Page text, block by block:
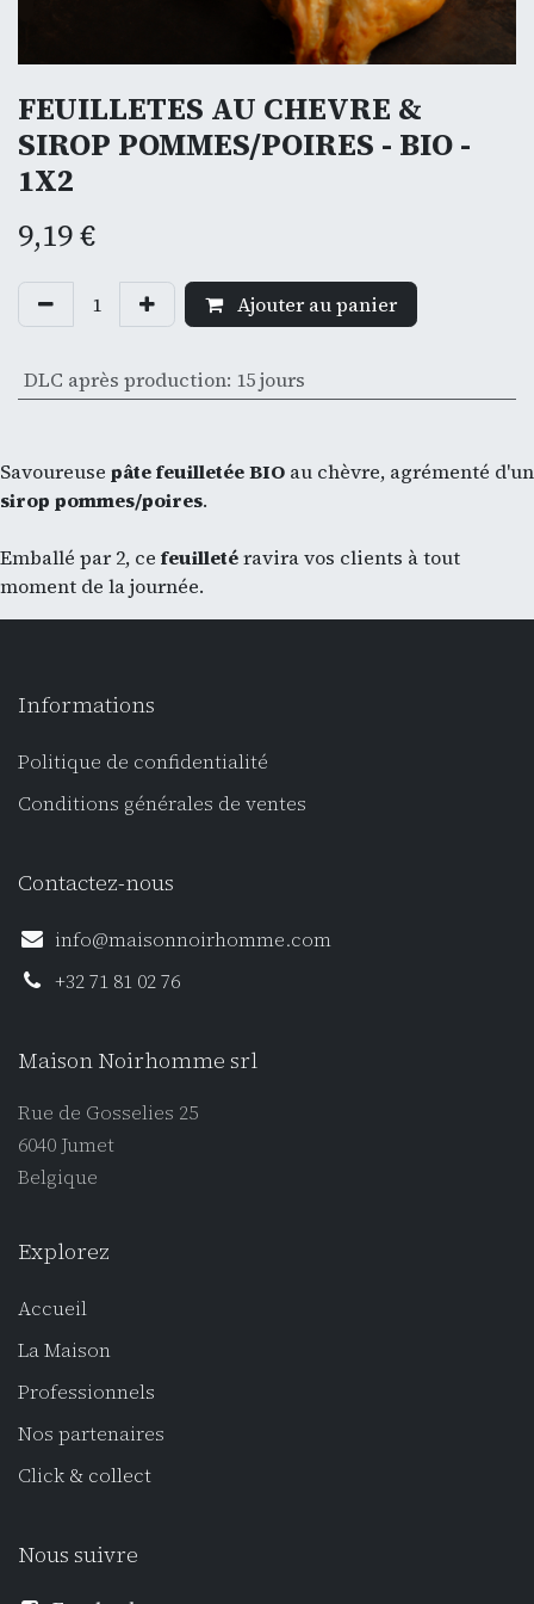
FEUILLETES AU CHEVRE &
SIROP POMMES/POIRES - BIO -
1X2
9,19€
Ajouter au panier
DLC après production: 15 jours
Savoureuse pâte feuilletée BIO au chèvre, agrémenté d'un
sirop pommes/poires.
Emballé par 2, ce feuilletéravira vos clients à tout
moment de la journée.
Informations
Politique de confidentialité
Conditions générales de ventes
Contactez-nous
info@maisonnoirhomme.com
+32 71 81 02 76
Maison Noirhomme srl
Rue de Gosselies 25
6040 Jumet
Belgique
Explorez
Accueil
La Maison
Professionnels
Nos partenaires
Click & collect
Nous suivre